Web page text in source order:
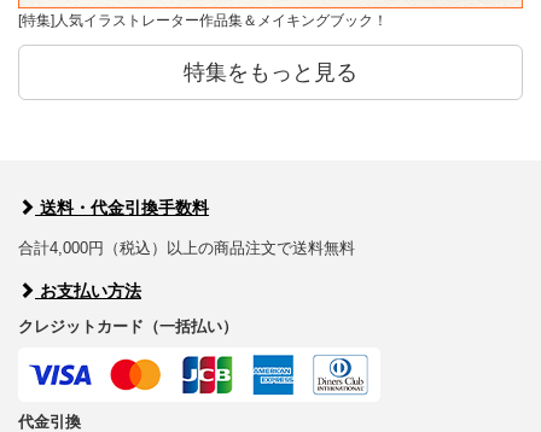
[特集]人気イラストレーター作品集＆メイキングブック！
特集をもっと見る
送料・代金引換手数料
合計4,000円（税込）以上の商品注文で送料無料
お支払い方法
クレジットカード（一括払い）
代金引換